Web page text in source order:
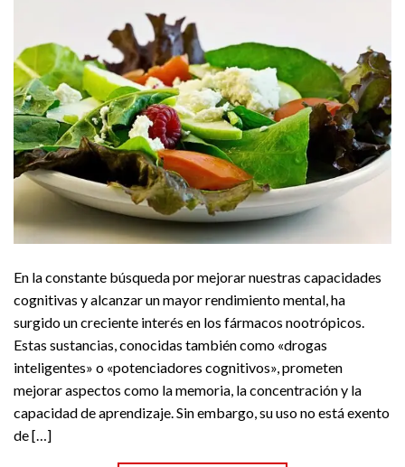
En la constante búsqueda por mejorar nuestras capacidades
cognitivas y alcanzar un mayor rendimiento mental, ha
surgido un creciente interés en los fármacos nootrópicos.
Estas sustancias, conocidas también como «drogas
inteligentes» o «potenciadores cognitivos», prometen
mejorar aspectos como la memoria, la concentración y la
capacidad de aprendizaje. Sin embargo, su uso no está exento
de […]